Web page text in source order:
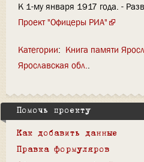
К 1-му января 1917 года. -
Проект "Офицеры РИА"
Категории: Книга памяти
Ярославская обл.
Помочь проекту
Как добавить данные
Правка формуляров